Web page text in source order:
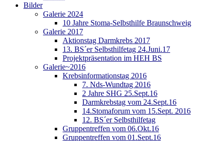
Bilder
Galerie 2024
10 Jahre Stoma-Selbsthilfe Braunschweig
Galerie 2017
Aktionstag Darmkrebs 2017
13. BS´er Selbsthilfetag 24.Juni.17
Projektpräsentation im HEH BS
Galerie~2016
Krebsinformationstag 2016
7. Nds-Wundtag 2016
2 Jahre SHG 25.Sept.16
Darmkrebstag vom 24.Sept.16
14.Stomaforum vom 15.Sept. 2016
12. BS´er Selbsthilfetag
Gruppentreffen vom 06.Okt.16
Gruppentreffen vom 01.Sept.16